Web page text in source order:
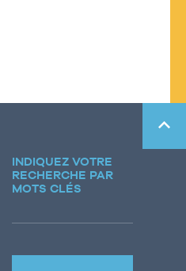
INDIQUEZ VOTRE
RECHERCHE PAR
MOTS CLÉS